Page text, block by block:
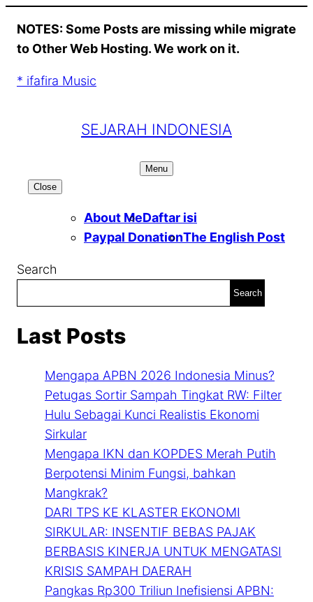
content
NOTES: Some Posts are missing while migrate
to Other Web Hosting. We work on it.
* ifafira Music
SEJARAH INDONESIA
Menu
Close
About MeDaftar isi
Paypal DonationThe English Post
Search
Search
Last Posts
Mengapa APBN 2026 Indonesia Minus?
Petugas Sortir Sampah Tingkat RW: Filter
Hulu Sebagai Kunci Realistis Ekonomi
Sirkular
Mengapa IKN dan KOPDES Merah Putih
Berpotensi Minim Fungsi, bahkan
Mangkrak?
DARI TPS KE KLASTER EKONOMI
SIRKULAR: INSENTIF BEBAS PAJAK
BERBASIS KINERJA UNTUK MENGATASI
KRISIS SAMPAH DAERAH
Pangkas Rp300 Triliun Inefisiensi APBN: